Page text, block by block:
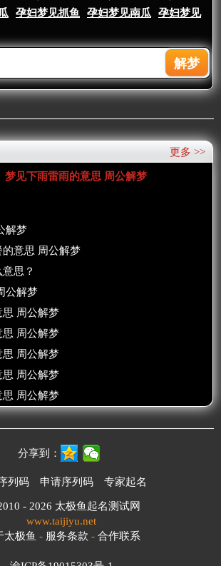
孕妇梦见抓鱼 孕妇梦见南瓜
孕妇梦见
更多 >>
梦见下雨雷雨的意思 周公解梦
解梦
意思 周公解梦
思？
公解梦
周公解梦
周公解梦
周公解梦
周公解梦
周公解梦
分享到：
列码 申请序列码 专家起名
- 2026 太极鱼起名测试网
www.taijiyu.net
太极鱼 - 服务条款 - 合作联系